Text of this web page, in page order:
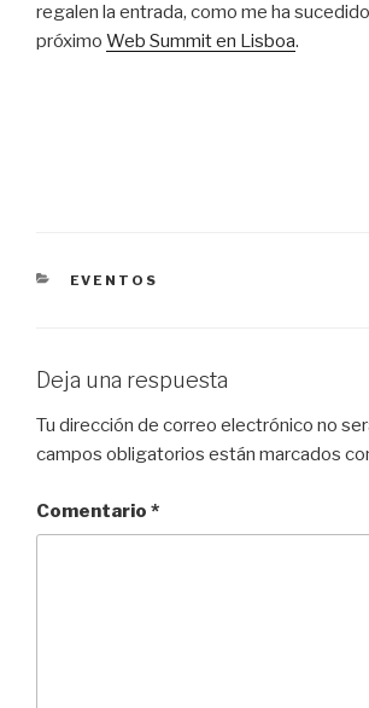
regalen la entrada, como me ha sucedido
próximo Web Summit en Lisboa.
CATEGORÍAS
EVENTOS
Deja una respuesta
Tu dirección de correo electrónico no
campos obligatorios están marcados
Comentario *